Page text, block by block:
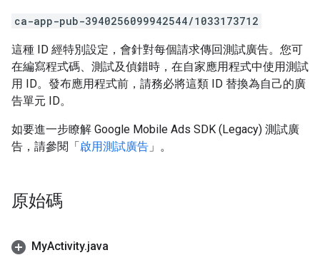
ca-app-pub-3940256099942544/1033173712
這種 ID 經特別設定，會針對每個請求傳回測試廣告。您可
在編寫程式碼、測試及偵錯時，在自家應用程式中使用測試
用 ID。發布應用程式前，請務必將這類 ID 替換為自己的廣
告單元 ID。
如要進一步瞭解 Google Mobile Ads SDK (Legacy) 測試廣
告，請參閱「啟用測試廣告 」。
原始碼
MyActivity.java